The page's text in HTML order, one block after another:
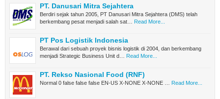
PT. Danusari Mitra Sejahtera
Berdiri sejak tahun 2005, PT Danusari Mitra Sejahtera (DMS) telah
berkembang pesat menjadi salah sat…
Read More...
PT Pos Logistik Indonesia
Berawal dari sebuah proyek bisnis logistik di 2004, dan berkembang
menjadi Strategic Business Unit d…
Read More...
PT. Rekso Nasional Food (RNF)
Normal 0 false false false EN-US X-NONE X-NONE … Read More...